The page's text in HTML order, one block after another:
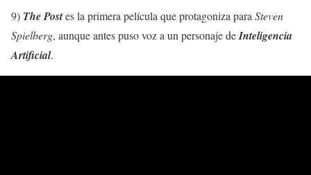
9) The Postes la primera película que protagoniza para Steven
Spielberg, aunque antes puso voz a un personaje deInteligencia
Artificial.